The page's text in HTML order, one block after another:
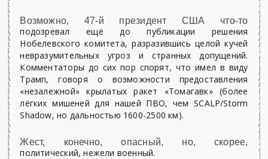
Возможно, 47-й президент США что-то
подозревал ещё до публикации решения
Нобелевского комитета, разразившись целой кучей
невразумительных угроз и странных допущений.
Комментаторы до сих пор спорят, что имел в виду
Трамп, говоря о возможности предоставления
«незалежной» крылатых ракет «Томагавк» (более
лёгких мишеней для нашей ПВО, чем SCALP/Storm
Shadow, но дальностью 1600-2500 км).
Жест, конечно, опасный, но, скорее,
политический, нежели военный.